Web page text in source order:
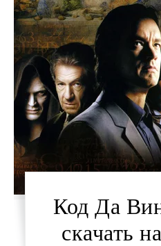
Код Да
скачать